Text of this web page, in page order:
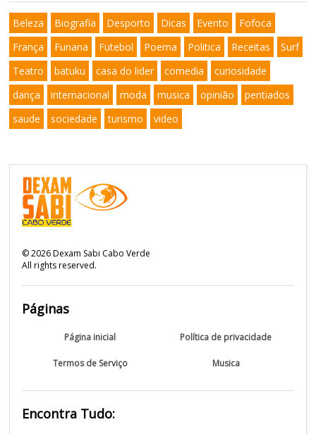
Beleza Biografia Desporto Dicas Evento
Fofoca
França
Funana Futebol Poema Politica Receitas
Surf
Teatro
batuku casa do lider comedia
curiosidade
dança
internacional moda musica opinião
pentiados
saude
sociedade turismo video
©2026Dexam Sabi Cabo Verde
All rights reserved.
Páginas
Página inicial Política de privacidade
Termos de Serviço Musica
Encontra Tudo: